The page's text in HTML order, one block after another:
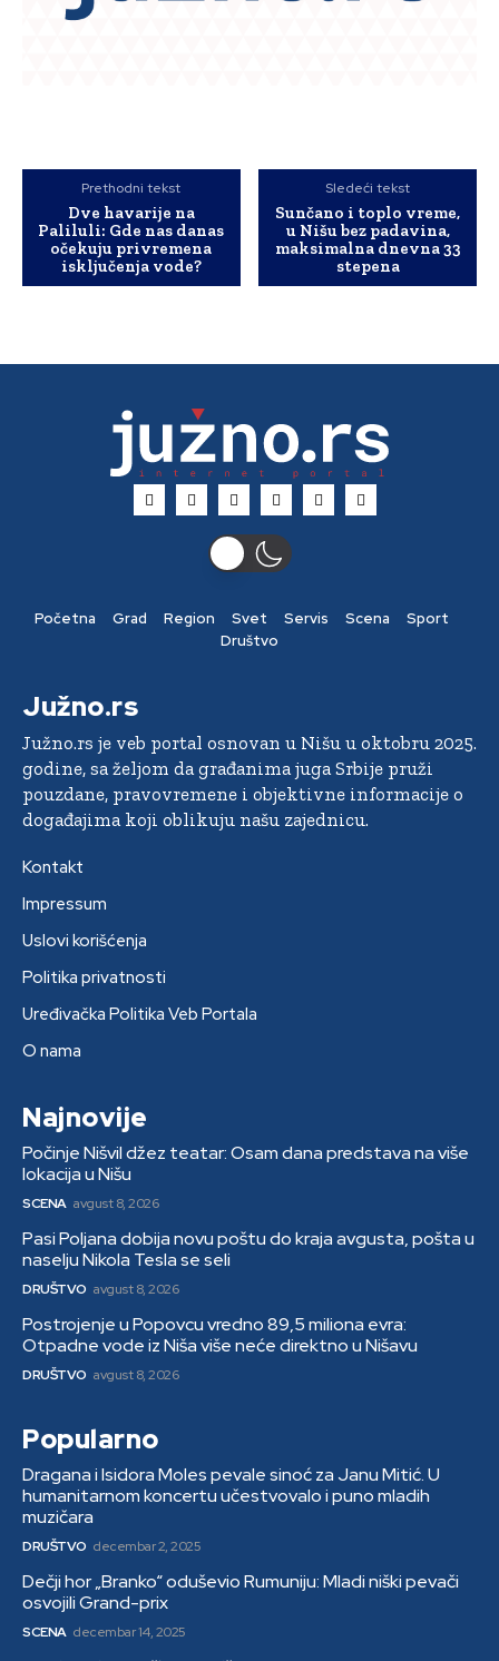
Prethodni tekst
Dve havarije na
Paliluli: Gde nas danas
očekuju privremena
isključenja vode?
Sledeći tekst
Sunčano i toplo vreme,
u Nišu bez padavina,
maksimalna dnevna 33
stepena
Početna Grad Region Svet Servis Scena
Sport
Društvo
Južno.rs
Južno.rs je veb portal osnovan u Nišu u oktobru 2025.
godine, sa željom da građanima juga Srbije pruži
pouzdane, pravovremene i objektivne informacije o
događajima koji oblikuju našu zajednicu.
Kontakt
Impressum
Uslovi korišćenja
Politika privatnosti
Uređivačka Politika Veb Portala
O nama
Najnovije
Počinje Nišvil džez teatar: Osam dana predstava na više
lokacija u Nišu
SCENA avgust 8, 2026
Pasi Poljana dobija novu poštu do kraja avgusta, pošta u
naselju Nikola Tesla se seli
DRUŠTVO avgust 8, 2026
Postrojenje u Popovcu vredno 89,5 miliona evra:
Otpadne vode iz Niša više neće direktno u Nišavu
DRUŠTVO avgust 8, 2026
Popularno
Dragana i Isidora Moles pevale sinoć za Janu Mitić. U
humanitarnom koncertu učestvovalo i puno mladih
muzičara
DRUŠTVO decembar 2, 2025
Dečji hor „Branko“ oduševio Rumuniju: Mladi niški pevači
osvojili Grand-prix
SCENA decembar 14, 2025